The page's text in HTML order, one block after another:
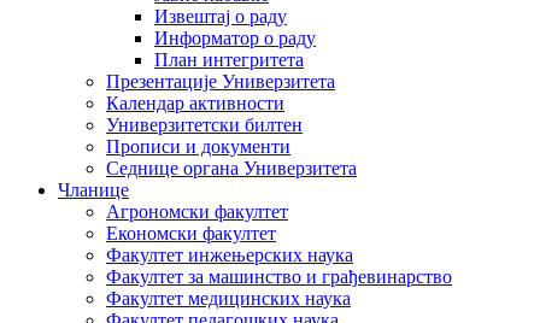
Извештај о раду
Информатор о раду
План интегритета
Презентације Универзитета
Календар активности
Универзитетски билтен
Прописи и документи
Седнице органа Универзитета
Чланице
Агрономски факултет
Економски факултет
Факултет инжењерских наука
Факултет за машинство и грађевинарство
Факултет медицинских наука